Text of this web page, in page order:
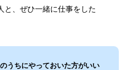
と、ぜひ一緒に仕事をした
うちにやっておいた方がいい